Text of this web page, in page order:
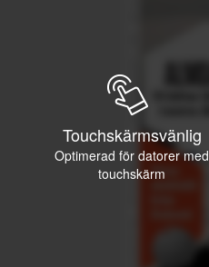
Touchskärmsvänlig
Optimerad för datorer med
touchskärm